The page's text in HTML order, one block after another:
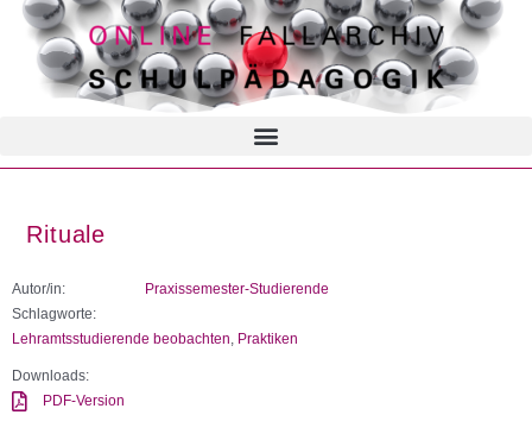
Rituale
Autor/in:
Praxissemester-Studierende
Schlagworte:
Lehramtsstudierende beobachten Praktiken
Downloads:
PDF-Version